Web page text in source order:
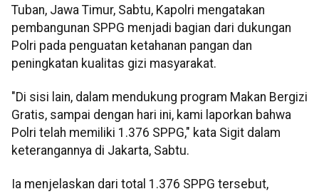
Tuban, Jawa Timur, Sabtu, Kapolri mengatakan
pembangunan SPPG menjadi bagian dari dukungan
Polri pada penguatan ketahanan pangan dan
peningkatan kualitas gizi masyarakat.
"Di sisi lain, dalam mendukung program Makan Bergizi
Gratis, sampai dengan hari ini, kami laporkan bahwa
Polri telah memiliki 1.376 SPPG," kata Sigit dalam
keterangannya di Jakarta, Sabtu.
Ia menjelaskan dari total 1.376 SPPG tersebut,